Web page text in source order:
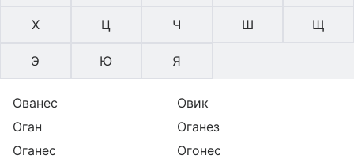
Х Ц Ч Ш Щ
Э Ю Я
Ованес
Овик
Оган
Оганез
Оганес
Огонес